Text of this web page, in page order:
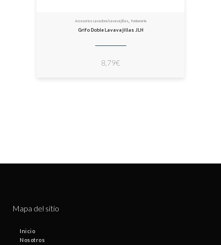
Accesorios Lavadora/Lavavajillas, Fontanería
Grifo Doble Lavavajillas JLH
8,79€
Mapa del sitio
Inicio
Nosotros